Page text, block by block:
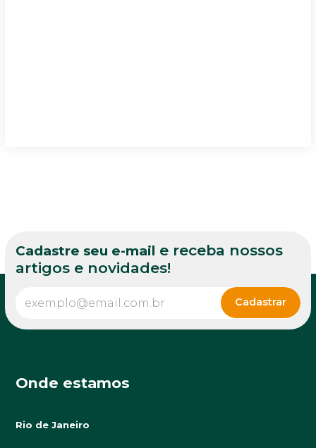
Cadastre seu e-mail e receba nossos
artigos e novidades!
Onde estamos
Rio de Janeiro